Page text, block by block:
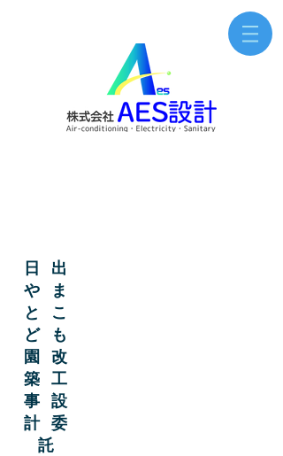
​日出
やま
とこ
ども
園改
築工
事設
計委
託